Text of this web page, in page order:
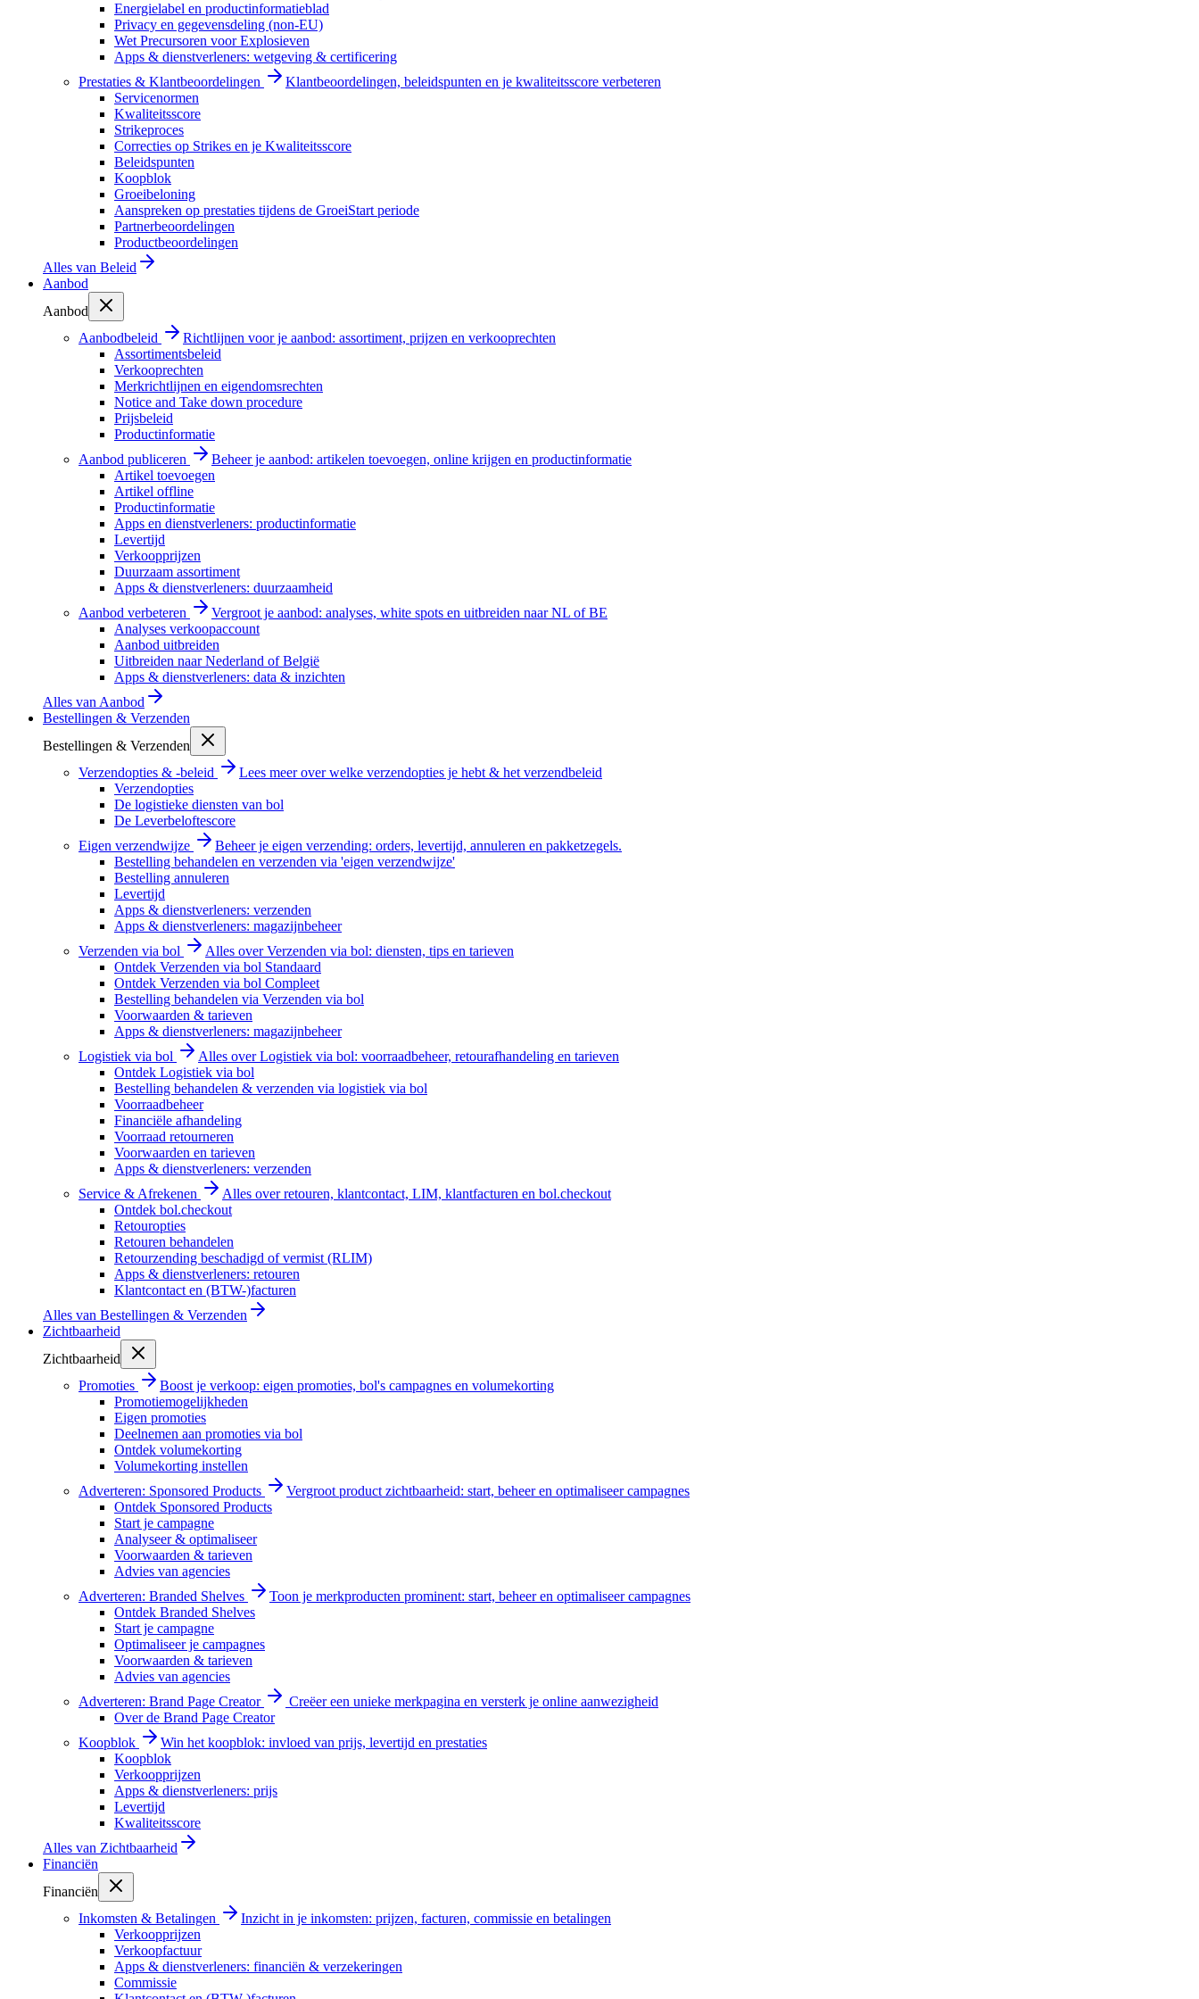
Energielabel en productinformatieblad
Privacy en gegevensdeling (non-EU)
Wet Precursoren voor Explosieven
Apps & dienstverleners: wetgeving & certificering
Prestaties & Klantbeoordelingen
Klantbeoordelingen, beleidspunten en je kwaliteitsscore verbeteren
Servicenormen
Kwaliteitsscore
Strikeproces
Correcties op Strikes en je Kwaliteitsscore
Beleidspunten
Koopblok
Groeibeloning
Aanspreken op prestaties tijdens de GroeiStart periode
Partnerbeoordelingen
Productbeoordelingen
Alles van Beleid
Aanbod
Aanbod
Aanbodbeleid
Richtlijnen voor je aanbod: assortiment, prijzen en verkooprechten
Assortimentsbeleid
Verkooprechten
Merkrichtlijnen en eigendomsrechten
Notice and Take down procedure
Prijsbeleid
Productinformatie
Aanbod publiceren
Beheer je aanbod: artikelen toevoegen, online krijgen en productinformatie
Artikel toevoegen
Artikel offline
Productinformatie
Apps en dienstverleners: productinformatie
Levertijd
Verkoopprijzen
Duurzaam assortiment
Apps & dienstverleners: duurzaamheid
Aanbod verbeteren
Vergroot je aanbod: analyses, white spots en uitbreiden naar NL of BE
Analyses verkoopaccount
Aanbod uitbreiden
Uitbreiden naar Nederland of België
Apps & dienstverleners: data & inzichten
Alles van Aanbod
Bestellingen & Verzenden
Bestellingen & Verzenden
Verzendopties & -beleid
Lees meer over welke verzendopties je hebt & het verzendbeleid
Verzendopties
De logistieke diensten van bol
De Leverbeloftescore
Eigen verzendwijze
Beheer je eigen verzending: orders, levertijd, annuleren en pakketzegels.
Bestelling behandelen en verzenden via 'eigen verzendwijze'
Bestelling annuleren
Levertijd
Apps & dienstverleners: verzenden
Apps & dienstverleners: magazijnbeheer
Verzenden via bol
Alles over Verzenden via bol: diensten, tips en tarieven
Ontdek Verzenden via bol Standaard
Ontdek Verzenden via bol Compleet
Bestelling behandelen via Verzenden via bol
Voorwaarden & tarieven
Apps & dienstverleners: magazijnbeheer
Logistiek via bol
Alles over Logistiek via bol: voorraadbeheer, retourafhandeling en tarieven
Ontdek Logistiek via bol
Bestelling behandelen & verzenden via logistiek via bol
Voorraadbeheer
Financiële afhandeling
Voorraad retourneren
Voorwaarden en tarieven
Apps & dienstverleners: verzenden
Service & Afrekenen
Alles over retouren, klantcontact, LIM, klantfacturen en bol.checkout
Ontdek bol.checkout
Retouropties
Retouren behandelen
Retourzending beschadigd of vermist (RLIM)
Apps & dienstverleners: retouren
Klantcontact en (BTW-)facturen
Alles van Bestellingen & Verzenden
Zichtbaarheid
Zichtbaarheid
Promoties
Boost je verkoop: eigen promoties, bol's campagnes en volumekorting
Promotiemogelijkheden
Eigen promoties
Deelnemen aan promoties via bol
Ontdek volumekorting
Volumekorting instellen
Adverteren: Sponsored Products
Vergroot product zichtbaarheid: start, beheer en optimaliseer campagnes
Ontdek Sponsored Products
Start je campagne
Analyseer & optimaliseer
Voorwaarden & tarieven
Advies van agencies
Adverteren: Branded Shelves
Toon je merkproducten prominent: start, beheer en optimaliseer campagnes
Ontdek Branded Shelves
Start je campagne
Optimaliseer je campagnes
Voorwaarden & tarieven
Advies van agencies
Adverteren: Brand Page Creator
Creëer een unieke merkpagina en versterk je online aanwezigheid
Over de Brand Page Creator
Koopblok
Win het koopblok: invloed van prijs, levertijd en prestaties
Koopblok
Verkoopprijzen
Apps & dienstverleners: prijs
Levertijd
Kwaliteitsscore
Alles van Zichtbaarheid
Financiën
Financiën
Inkomsten & Betalingen
Inzicht in je inkomsten: prijzen, facturen, commissie en betalingen
Verkoopprijzen
Verkoopfactuur
Apps & dienstverleners: financiën & verzekeringen
Commissie